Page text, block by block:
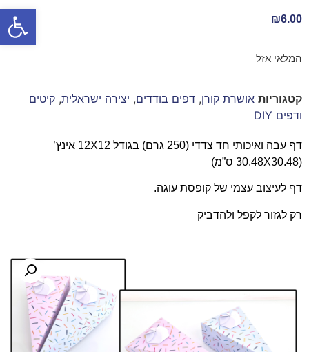
פתח ₪6.00
המלאי אזל
קטגוריות אושרת קורן, דפים בודדים, יצירה ישראלית, קיטים
ודפים DIY
דף עבה ואיכותי חד צדדי (250 גרם) בגודל 12X12 אינץ’
(30.48X30.48 ס”מ)
דף לעיצוב עצמי של קופסת עוגה.
רק לגזור לקפל ולהדביק